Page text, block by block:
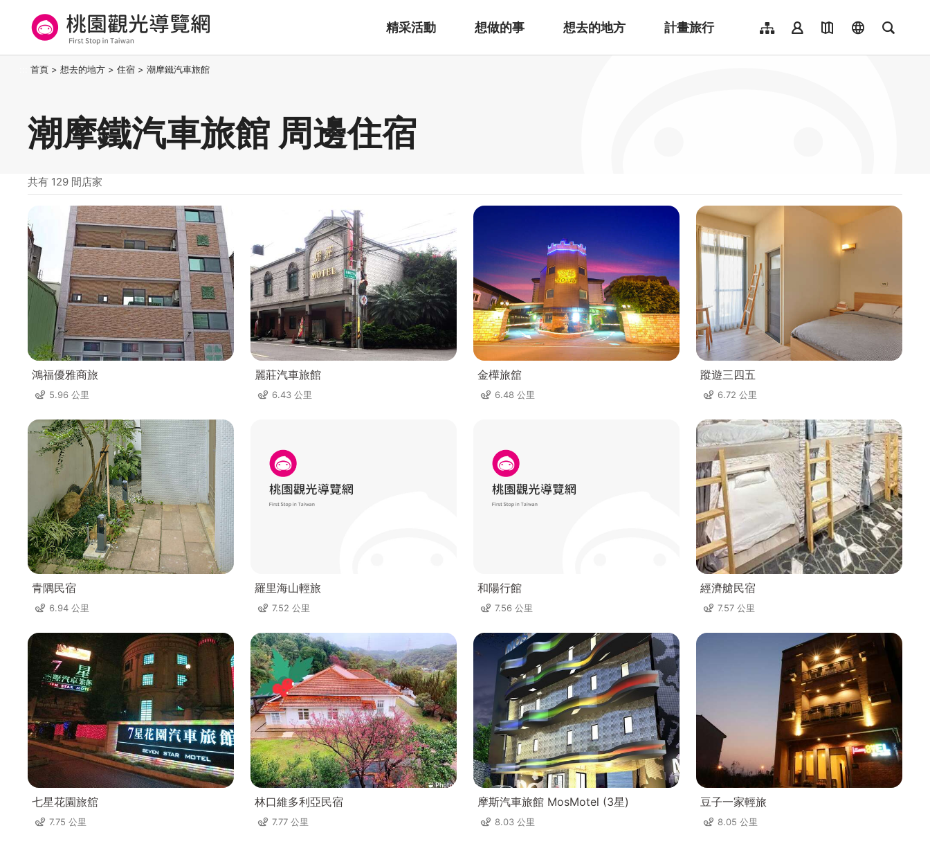
要
桃園觀光導覽網
精采活動 想做的事 想去的地方 計畫旅行
網站導覽會員登入地圖導覽language
Người việt nam
全文檢
首頁 > 想去的地方 > 住宿 > 潮摩鐵汽車旅館
潮摩鐵汽車旅館 周邊住宿
共有 129 間店家
鴻福優雅商旅
5.96 公里
麗莊汽車旅館
6.43 公里
金樺旅舘
6.48 公里
蹤遊三四五
6.72 公里
青隅民宿
6.94 公里
羅里海山輕旅
7.52 公里
和陽行館
7.56 公里
經濟艙民宿
7.57 公里
七星花園旅舘
7.75 公里
林口維多利亞民宿
7.77 公里
摩斯汽車旅館 MosMotel (3星)
8.03 公里
豆子一家輕旅
8.05 公里